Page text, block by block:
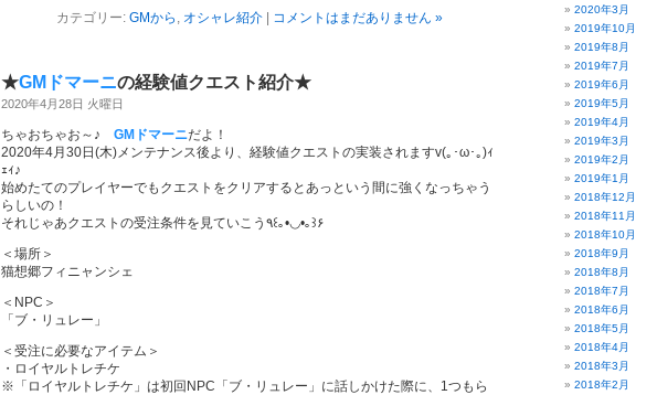
カテゴリー: GMから , オシャレ紹介 コメントはまだありません »
★GMドマーニの経験値クエスト紹介★
2020年4月28日 火曜日
ちゃおちゃお～♪ GMドマーニだよ！
2020年4月30日(木)メンテナンス後より、経験値クエストの実装されますv(｡･ω･｡)ｨ
ｪｨ♪
始めたてのプレイヤーでもクエストをクリアするとあっという間に強くなっちゃう
らしいの！
それじゃあクエストの受注条件を見ていこう٩꒰｡•◡•｡꒱۶
＜場所＞
猫想郷フィニャンシェ
＜NPC＞
「ブ・リュレー」
＜受注に必要なアイテム＞
・ロイヤルトレチケ
※「ロイヤルトレチケ」は初回NPC「ブ・リュレー」に話しかけた際に、1つもら
2020年3月
2019年10月
2019年8月
2019年7月
2019年6月
2019年5月
2019年4月
2019年3月
2019年2月
2019年1月
2018年12月
2018年11月
2018年10月
2018年9月
2018年8月
2018年7月
2018年6月
2018年5月
2018年4月
2018年3月
2018年2月